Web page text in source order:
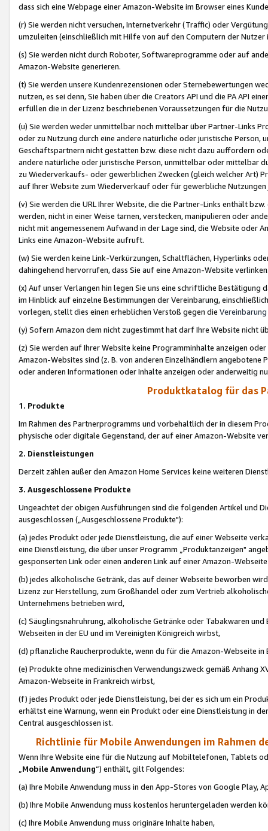
dass sich eine Webpage einer Amazon-Website im Browser eines
(r) Sie werden nicht versuchen, Internetverkehr (Traffic) oder
umzuleiten (einschließlich mit Hilfe von auf den Computern der
(s) Sie werden nicht durch Roboter, Softwareprogramme oder auf
Amazon-Website generieren.
(t) Sie werden unsere Kundenrezensionen oder Sternebewertungen
nutzen, es sei denn, Sie haben über die Creators API und die PA API
erfüllen die in der Lizenz beschriebenen Voraussetzungen für die
(u) Sie werden weder unmittelbar noch mittelbar über Partner-Links
oder zu Nutzung durch eine andere natürliche oder juristische
Geschäftspartnern nicht gestatten bzw. diese nicht dazu auffordern
andere natürliche oder juristische Person, unmittelbar oder mittelbar
zu Wiederverkaufs- oder gewerblichen Zwecken (gleich welcher Art)
auf Ihrer Website zum Wiederverkauf oder für gewerbliche
(v) Sie werden die URL Ihrer Website, die die Partner-Links enthält
werden, nicht in einer Weise tarnen, verstecken, manipulieren oder
nicht mit angemessenem Aufwand in der Lage sind, die Website oder
Links eine Amazon-Website aufruft.
(w) Sie werden keine Link-Verkürzungen, Schaltflächen, Hyperlinks
dahingehend hervorrufen, dass Sie auf eine Amazon-Website
(x) Auf unser Verlangen hin legen Sie uns eine schriftliche
im Hinblick auf einzelne Bestimmungen der Vereinbarung,
vorlegen, stellt dies einen erheblichen Verstoß gegen die Vereinbarung
(y) Sofern Amazon dem nicht zugestimmt hat darf Ihre Website nicht
(z) Sie werden auf Ihrer Website keine Programminhalte anzeigen
Amazon-Websites sind (z. B. von anderen Einzelhändlern
oder anderen Informationen oder Inhalte anzeigen oder anderweitig
Produktkatalog für das
1. Produkte
Im Rahmen des Partnerprogramms und vorbehaltlich der in diesem
physische oder digitale Gegenstand, der auf einer Amazon-Website
2. Dienstleistungen
Derzeit zählen außer den Amazon Home Services keine weiteren
3. Ausgeschlossene Produkte
Ungeachtet der obigen Ausführungen sind die folgenden Artikel und
ausgeschlossen („Ausgeschlossene Produkte"):
(a) jedes Produkt oder jede Dienstleistung, die auf einer Webseite
eine Dienstleistung, die über unser Programm „Produktanzeigen"
gesponserten Link oder einen anderen Link auf einer Amazon-
(b) jedes alkoholische Getränk, das auf deiner Webseite beworben
Lizenz zur Herstellung, zum Großhandel oder zum Vertrieb
Unternehmens betrieben wird,
(c) Säuglingsnahruhrung, alkoholische Getränke oder Tabakwaren
Webseiten in der EU und im Vereinigten Königreich wirbst,
(d) pflanzliche Raucherprodukte, wenn du für die Amazon-Webseite in
(e) Produkte ohne medizinischen Verwendungszweck gemäß Anhang
Amazon-Webseite in Frankreich wirbst,
(f) jedes Produkt oder jede Dienstleistung, bei der es sich um ein
erhältst eine Warnung, wenn ein Produkt oder eine Dienstleistung in
Central ausgeschlossen ist.
Richtlinie für Mobile Anwendungen im Rahmen
Wenn Ihre Website eine für die Nutzung auf Mobiltelefonen, Tablets
„Mobile Anwendung“) enthält, gilt Folgendes:
(a) Ihre Mobile Anwendung muss in den App-Stores von Google Play,
(b) Ihre Mobile Anwendung muss kostenlos heruntergeladen werden
(c) Ihre Mobile Anwendung muss originäre Inhalte haben,